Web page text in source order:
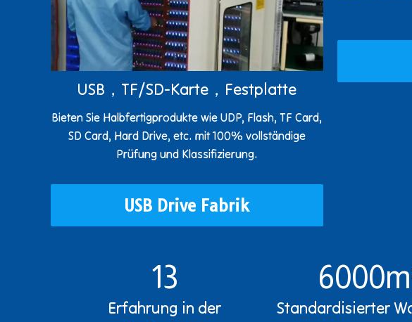
USB，TF/SD-Karte，Festplatte
Bieten Sie Halbfertigprodukte wie UDP, Flash, TF Card,
SD Card, Hard Drive, etc. mit 100% vollständige
Prüfung und Klassifizierung.
USB Drive Fabrik
13
Erfahrung in der
Standardisierter